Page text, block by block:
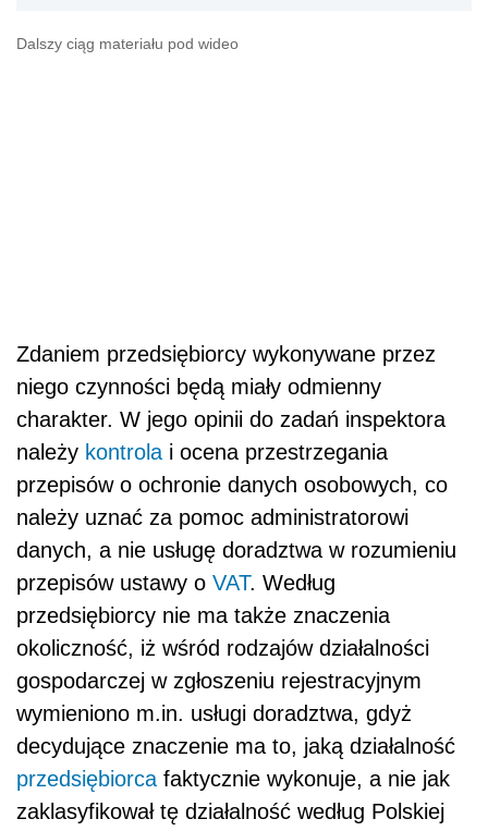
Dalszy ciąg materiału pod wideo
Zdaniem przedsiębiorcy wykonywane przez
niego czynności będą miały odmienny
charakter. W jego opinii do zadań inspektora
należy kontrola i ocena przestrzegania
przepisów o ochronie danych osobowych, co
należy uznać za pomoc administratorowi
danych, a nie usługę doradztwa w rozumieniu
przepisów ustawy o VAT. Według
przedsiębiorcy nie ma także znaczenia
okoliczność, iż wśród rodzajów działalności
gospodarczej w zgłoszeniu rejestracyjnym
wymieniono m.in. usługi doradztwa, gdyż
decydujące znaczenie ma to, jaką działalność
przedsiębiorca faktycznie wykonuje, a nie jak
zaklasyfikował tę działalność według Polskiej